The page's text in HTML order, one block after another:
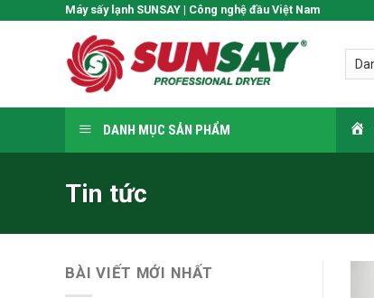
Máy sấy lạnh SUNSAY | Công nghệ đầu Việt Nam
DANH MỤC SẢN PHẨM
Tin tức
BÀI VIẾT MỚI NHẤT